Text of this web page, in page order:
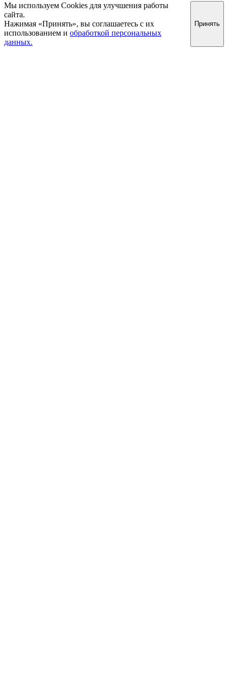
Мы используем Cookies для улучшения работы
сайта.
Нажимая «Принять», вы соглашаетесь с их
использованием и обработкой персональных
данных.
Принять